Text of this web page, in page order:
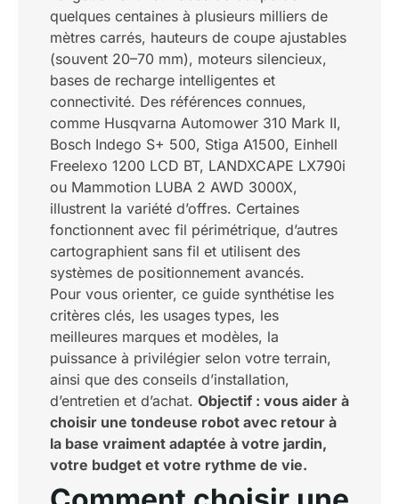
quelques centaines à plusieurs milliers de
mètres carrés, hauteurs de coupe ajustables
(souvent 20–70 mm), moteurs silencieux,
bases de recharge intelligentes et
connectivité. Des références connues,
comme Husqvarna Automower 310 Mark II,
Bosch Indego S+ 500, Stiga A1500, Einhell
Freelexo 1200 LCD BT, LANDXCAPE LX790i
ou Mammotion LUBA 2 AWD 3000X,
illustrent la variété d’offres. Certaines
fonctionnent avec fil périmétrique, d’autres
cartographient sans fil et utilisent des
systèmes de positionnement avancés.
Pour vous orienter, ce guide synthétise les
critères clés, les usages types, les
meilleures marques et modèles, la
puissance à privilégier selon votre terrain,
ainsi que des conseils d’installation,
d’entretien et d’achat. Objectif : vous aider à
choisir une tondeuse robot avec retour à
la base vraiment adaptée à votre jardin,
votre budget et votre rythme de vie.